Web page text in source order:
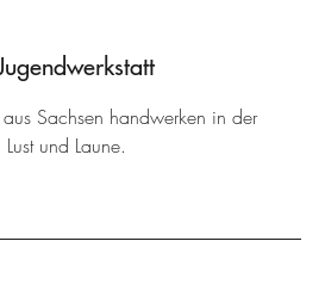
Sachsen handwerken in der
und Laune.